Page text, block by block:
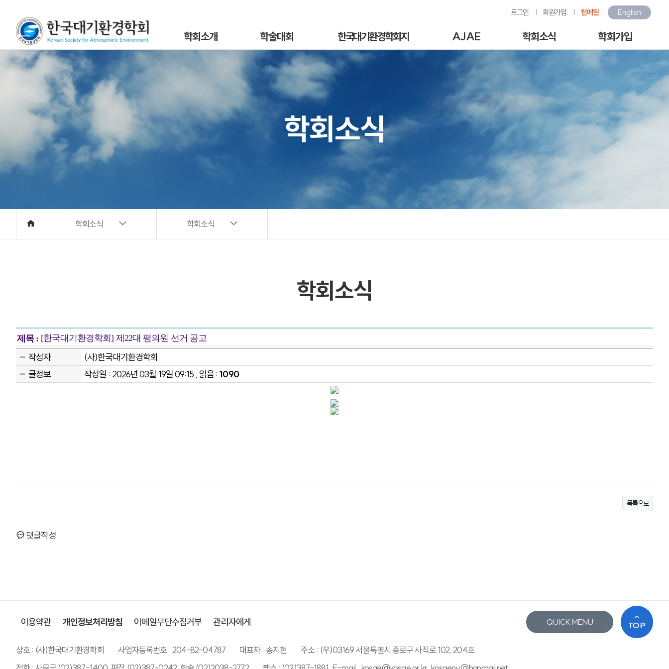
로그인 회원가입 웹메일 English
학회소개
학회정관 및 규정
위원회 및 분과회 소개
대기환경 40년사
학술대회
학술대회안내
발표초록안내
발표초록접수
발표초록접수상황
선등록신청
특별세션신청현황
한국대기환경학회지
논문심사규정
논문투고
심사료/게재료납부
목록 및 검색
AJAE
Author Guide
On-line Submission
View Articles
subscription charges /
author APC
학회소식
환경관련행사소식
갤러리
구인/구직
학회가입
회원가입안내
회비납부
개인정보처리방침
이용약관
학회소식
학회소식 학회소식
학회소식
제목 : [한국대기환경학회] 제22대 평의원 선거 공고
작성자
(사)한국대기환경학회
글정보
작성일 : 2026년 03월 19일 09:15 , 읽음 : 1090
목록으로
댓글작성
이용약관 개인정보처리방침 이메일무단수집거부 관리자에게 QUICK MENU TOP
상호 : (사)한국대기환경학회 사업자등록번호 : 204-82-04787 대표자 : 송지현
주소 : (우)03169 서울특별시 종로구 사직로 102, 204호